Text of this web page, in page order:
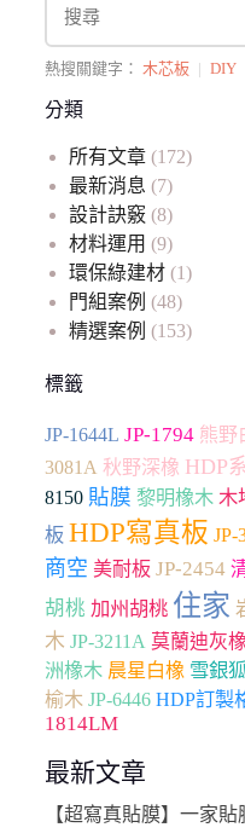
熱搜關鍵字： 木芯板 | DIY
分類
所有文章(172)
最新消息 (7)
設計訣竅(8)
材料運用 (9)
環保綠建材(1)
門組案例 (48)
精選案例 (153)
標籤
JP-1644L JP-1794 熊野
3081A 秋野深橡 HDP
8150 貼膜 黎明橡木 木
板 HDP寫真板 JP-
商空 美耐板 JP-2454
胡桃 加州胡桃 住家
木 JP-3211A 莫蘭迪灰橡
洲橡木 晨星白橡 雪銀
榆木 JP-6446 HDP訂製
1814LM
最新文章
【超寫真貼膜】一家貼